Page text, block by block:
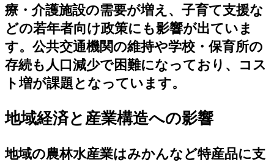
療・介護施設の需要が増え、子育て支援な
どの若年者向け政策にも影響が出ていま
す。公共交通機関の維持や学校・保育所の
存続も人口減少で困難になっており、コス
ト増が課題となっています。
地域経済と産業構造への影響
地域の農林水産業はみかんなど特産品に支